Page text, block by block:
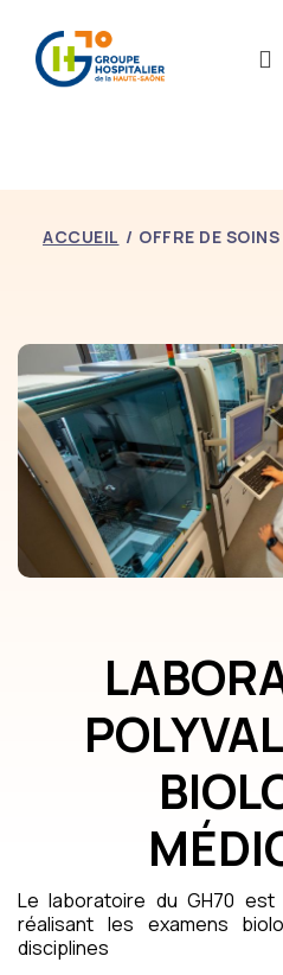
ACCUEIL OFFRE DE SOINS
Le laboratoire du GH70
réalisant les examens
disciplines